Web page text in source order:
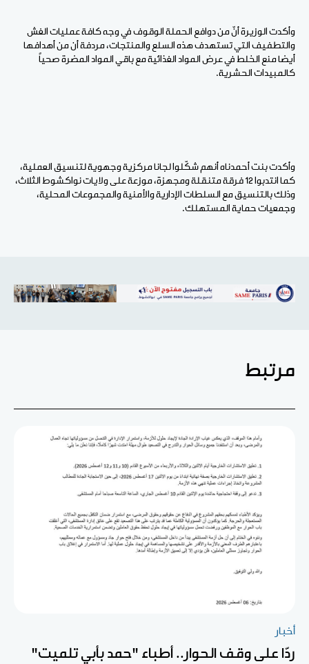
وأكدت الوزيرة أنّ من دوافع الحملة الوقوف في وجه كافة عمليات الغش
والتطفيف التي تستهدف هذه السلع والمنتجات، مردفة أن من أهدافها
أيضا منع الخلط في عرض المواد الغذائية مع باقي المواد المضرة صحياً
كالمبيدات الحشرية.
وأكدت بنت أحمدناه أنهم شكّلوا لجانا مركزية وجهوية لتنسيق العملية،
كما انتدبوا 12 فرقة متنقلة ومجهزة، موزعة على ولايات نواكشوط الثلاث،
وذلك بالتنسيق مع السلطات الإدارية والأمنية والمجموعات المحلية،
وجمعيات حماية المستهلك.
مرتبط
أخبار
ردّا على وقف الحوار.. أطباء "حمد بأبي تلميت"